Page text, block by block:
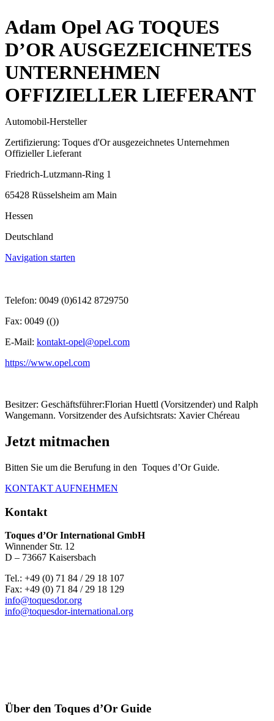
Adam Opel AG TOQUES
D’OR AUSGEZEICHNETES
UNTERNEHMEN
OFFIZIELLER LIEFERANT
Automobil-Hersteller
Zertifizierung: Toques d'Or ausgezeichnetes Unternehmen
Offizieller Lieferant
Friedrich-Lutzmann-Ring 1
65428 Rüsselsheim am Main
Hessen
Deutschland
Navigation starten
Telefon: 0049 (0)6142 8729750
Fax: 0049 (())
E-Mail: kontakt-opel@opel.com
https://www.opel.com
Besitzer: Geschäftsführer:Florian Huettl (Vorsitzender) und Ralph
Wangemann. Vorsitzender des Aufsichtsrats: Xavier Chéreau
Jetzt mitmachen
Bitten Sie um die Berufung in den Toques d’Or Guide.
KONTAKT AUFNEHMEN
Kontakt
Toques d’Or International GmbH
Winnender Str. 12
D – 73667 Kaisersbach
Tel.: +49 (0) 71 84 / 29 18 107
Fax: +49 (0) 71 84 / 29 18 129
info@toquesdor.org
info@toquesdor-international.org
Über den Toques d’Or Guide